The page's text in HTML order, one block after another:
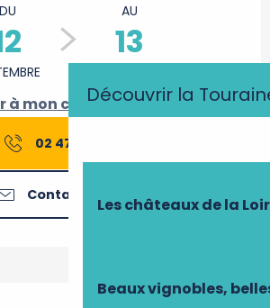
Découvrir la
Les châteaux de la
Beaux vignobles,
DU AU
13
à mon calendrier Google
02 47 23 58
Contactez-nous